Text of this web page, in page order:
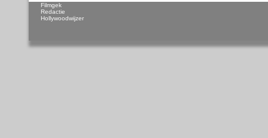
Filmgek
Redactie
Hollywoodwijzer